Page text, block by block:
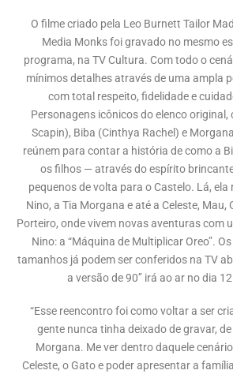
O filme criado pela Leo Burnett Tailor
Media Monks foi gravado no mesmo
programa, na TV Cultura. Com todo o
mínimos detalhes através de uma ampla
com total respeito, fidelidade e
Personagens icônicos do elenco original,
Scapin), Biba (Cinthya Rachel) e
reúnem para contar a história de como a
os filhos — através do espírito
pequenos de volta para o Castelo. Lá,
Nino, a Tia Morgana e até a Celeste, Mau,
Porteiro, onde vivem novas aventuras com
Nino: a “Máquina de Multiplicar Oreo”.
tamanhos já podem ser conferidos na TV
a versão de 90’’ irá ao ar no dia
“Esse reencontro foi como voltar a ser
gente nunca tinha deixado de gravar,
Morgana. Me ver dentro daquele
Celeste, o Gato e poder apresentar a